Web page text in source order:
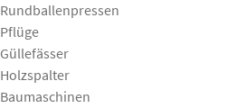
Rundballenpressen
Pflüge
Güllefässer
Holzspalter
Baumaschinen